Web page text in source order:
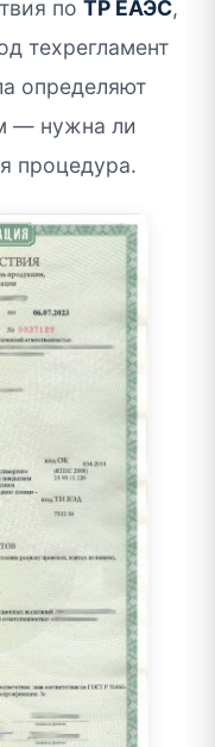
по ТР ЕАЭС,
техрегламент
определяют
— нужна ли
процедура.